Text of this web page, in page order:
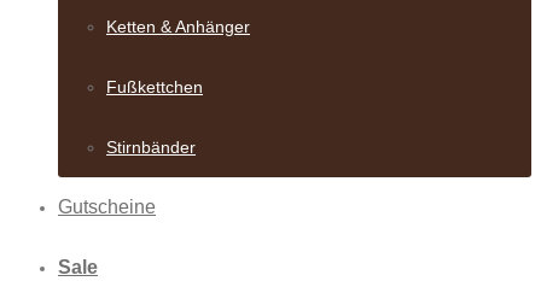
Ketten & Anhänger
Fußkettchen
Stirnbänder
Gutscheine
Sale